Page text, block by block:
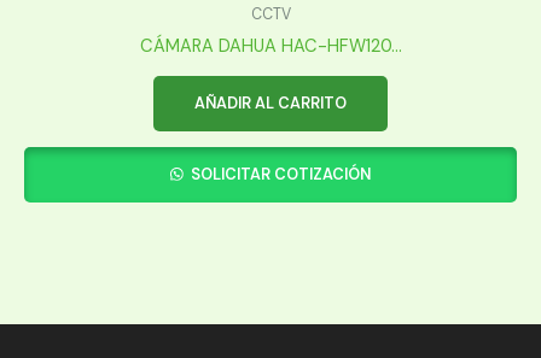
CCTV
CÁMARA DAHUA HAC-HFW120...
AÑADIR AL CARRITO
SOLICITAR COTIZACIÓN